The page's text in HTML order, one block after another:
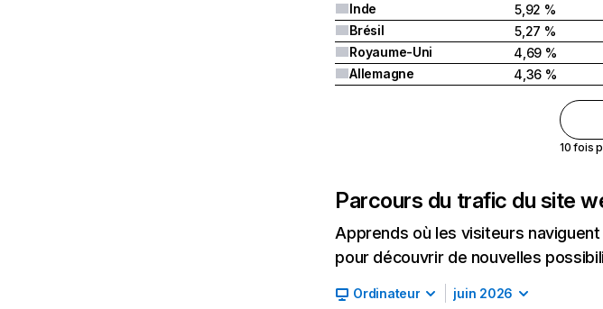
Inde
5,92 %
Brésil
5,27 %
Royaume-Uni
4,69 %
Allemagne
4,36 %
10 fois
Parcours du trafic du site
Apprends où les visiteurs
pour découvrir de nouvelles
Ordinateur juin 2026